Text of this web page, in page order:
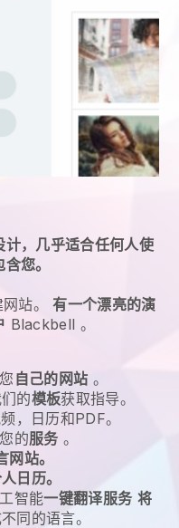
，几乎适合任何人使
您。
网站。有一个漂亮的演
Blackbell 。
自己的网站 。
的模板获取指导。
，日历和PDF。
的服务 。
网站。
日历。
智能一键翻译服务 将
同的语言。